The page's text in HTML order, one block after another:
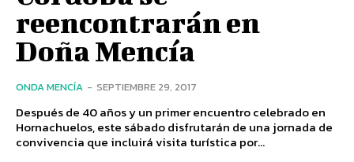
reencontrarán en
Doña Mencía
ONDA MENCÍA - SEPTIEMBRE 29, 2017
Después de 40 años y un primer encuentro celebrado en
Hornachuelos, este sábado disfrutarán de una jornada de
convivencia que incluirá visita turística por...